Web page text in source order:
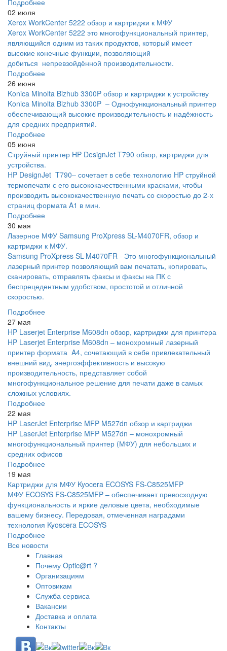
02 июля
Xerox WorkCenter 5222 обзор и картриджи к МФУ
Xerox WorkCenter 5222 это многофункциональный принтер,
являющийся одним из таких продуктов, который имеет
высокие конечные функции, позволяющий
добиться непревзойдённой производительности.
Подробнее
26 июня
Konica Minolta Bizhub 3300P обзор и картриджи к устройству
Konica Minolta Bizhub 3300P – Однофункциональный принтер
обеспечивающий высокие производительность и надёжность
для средних предприятий.
Подробнее
05 июня
Струйный принтер HP DesignJet T790 обзор, картриджи для
устройства.
HP DesignJet T790– сочетает в себе технологию HP струйной
термопечати с его высококачественными красками, чтобы
производить высококачественную печать со скоростью до 2-х
страниц формата A1 в мин.
Подробнее
30 мая
Лазерное МФУ Samsung ProXpress SL-M4070FR, обзор и
картриджи к МФУ.
Samsung ProXpress SL-M4070FR - Это многофункциональный
лазерный принтер позволяющий вам печатать, копировать,
сканировать, отправлять факсы и факсы на ПК с
беспрецедентным удобством, простотой и отличной
скоростью.
Подробнее
27 мая
HP Laserjet Enterprise M608dn обзор, картриджи для принтера
HP Laserjet Enterprise M608dn – монохромный лазерный
принтер формата A4, сочетающий в себе привлекательный
внешний вид, энергоэффективность и высокую
производительность, представляет собой
многофункциональное решение для печати даже в самых
сложных условиях.
Подробнее
22 мая
HP LaserJet Enterprise MFP M527dn обзор и картриджи
HP LaserJet Enterprise MFP M527dn – монохромный
многофункциональный принтер (МФУ) для небольших и
средних офисов
Подробнее
19 мая
Картриджи для МФУ Kyocera ECOSYS FS-C8525MFP
МФУ ECOSYS FS-C8525MFP – обеспечивает превосходную
функциональность и яркие деловые цвета, необходимые
вашему бизнесу. Передовая, отмеченная наградами
технология Kyoscera ECOSYS
Подробнее
Все новости
Главная
Почему Optic@rt ?
Организациям
Оптовикам
Служба сервиса
Вакансии
Доставка и оплата
Контакты